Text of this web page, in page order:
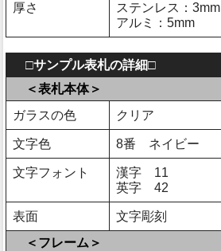
厚さ
ステンレス：3mm
アルミ：5mm
□サンプル表札の詳細□
＜表札本体＞
ガラスの色
クリア
文字色 8番 ネイビー
文字フォント
漢字 11
英字 42
表面
文字彫刻
＜フレーム＞